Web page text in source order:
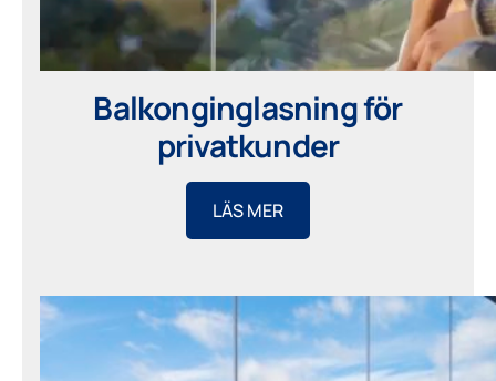
Balkonginglasning för
privatkunder
LÄS MER